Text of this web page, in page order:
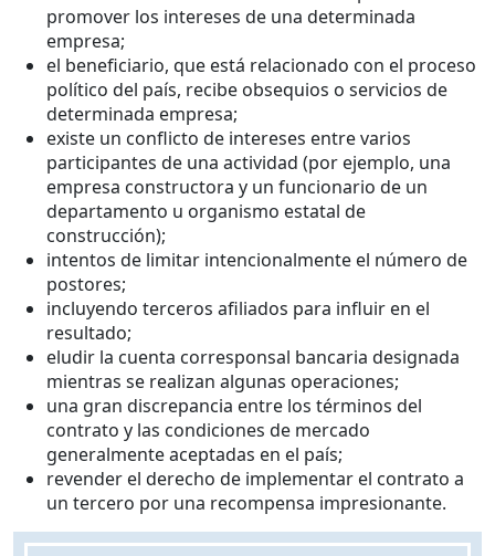
promover los intereses de una determinada
empresa;
el beneficiario, que está relacionado con el proceso
político del país, recibe obsequios o servicios de
determinada empresa;
existe un conflicto de intereses entre varios
participantes de una actividad (por ejemplo, una
empresa constructora y un funcionario de un
departamento u organismo estatal de
construcción);
intentos de limitar intencionalmente el número de
postores;
incluyendo terceros afiliados para influir en el
resultado;
eludir la cuenta corresponsal bancaria designada
mientras se realizan algunas operaciones;
una gran discrepancia entre los términos del
contrato y las condiciones de mercado
generalmente aceptadas en el país;
revender el derecho de implementar el contrato a
un tercero por una recompensa impresionante.